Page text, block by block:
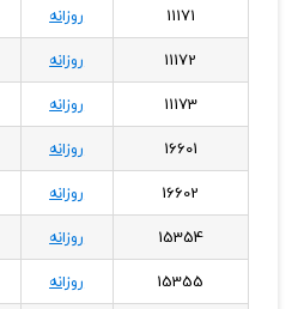
11171
روزانه
11172
روزانه
11173
روزانه
16601
روزانه
16602
روزانه
15354
روزانه
15355
روزانه